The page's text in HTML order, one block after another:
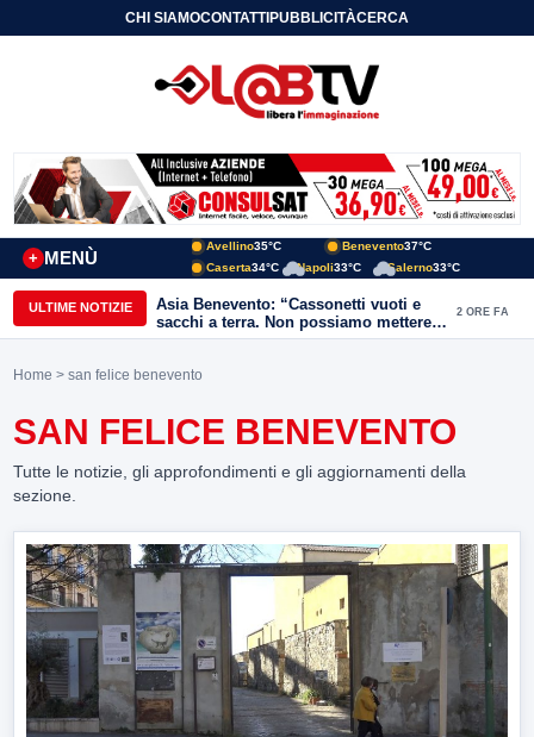
CHI SIAMOCONTATTIPUBBLICITÀCERCA
MENÙ
+
Avellino35°C Benevento37°C
Caserta34°C Napoli33°C Salerno33°C
ULTIME NOTIZIE
Asia Benevento: “Cassonetti vuoti e
sacchi a terra. Non possiamo mettere
una toppa alla mancanza di rispetto”
2 ORE FA
Home > san felice benevento
SAN FELICE BENEVENTO
Tutte le notizie, gli approfondimenti e gli aggiornamenti della
sezione.